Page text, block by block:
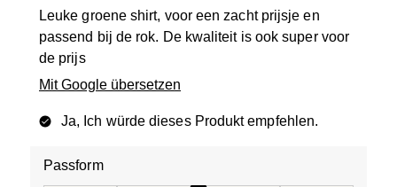
Leuke groene shirt, voor een zacht prijsje en
passend bij de rok. De kwaliteit is ook super voor
de prijs
Mit Google übersetzen
Ja, Ich würde dieses Produkt empfehlen.
Passform